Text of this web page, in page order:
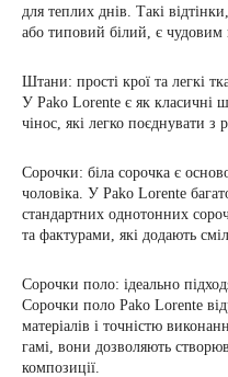
для теплих днів. Такі
або типовий білий, є чудовим
Штани: прості крої та легкі
У Pako Lorente є як класичні
чінос, які легко поєднувати з
Сорочки: біла сорочка є
чоловіка. У Pako Lorente
стандартних однотонних
та фактурами, які додають
Сорочки поло: ідеально
Сорочки поло Pako Lorente
матеріалів і точністю
гамі, вони дозволяють
композиції.